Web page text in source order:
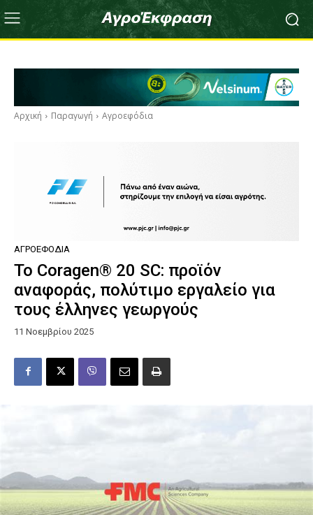
Αρχική Παραγωγή Αγροεφόδια
ΑΓΡΟΕΦΌΔΙΑ
Το Coragen® 20 SC: προϊόν
αναφοράς, πολύτιμο εργαλείο για
τους έλληνες γεωργούς
11 Νοεμβρίου 2025